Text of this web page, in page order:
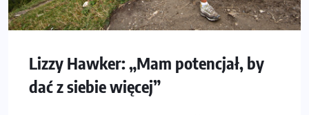
Lizzy Hawker: „Mam potencjał, by
dać z siebie więcej”